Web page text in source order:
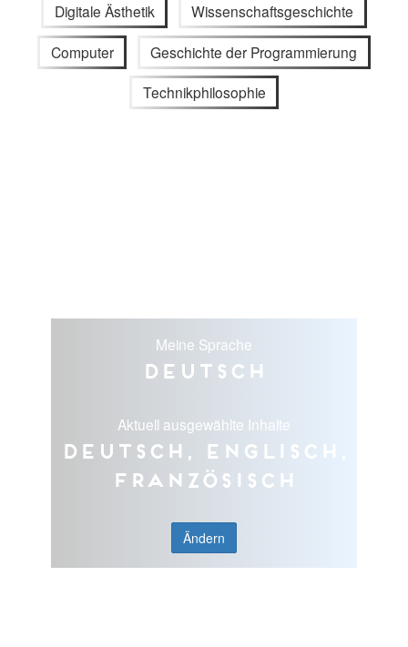
Digitale Ästhetik Wissenschaftsgeschichte
Computer Geschichte der Programmierung
Technikphilosophie
Meine Sprache
Deutsch
Aktuell ausgewählte Inhalte
Deutsch, Englisch,
Französisch
Ändern